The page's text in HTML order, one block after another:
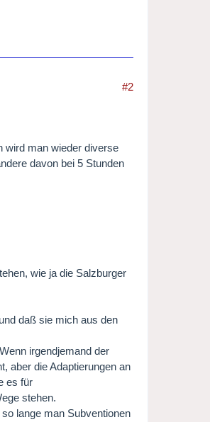
#2
wird man wieder diverse
davon bei 5 Stunden
wie ja die Salzburger
daß sie mich aus den
irgendjemand der
aber die Adaptierungen an
es für
stehen.
lange man Subventionen